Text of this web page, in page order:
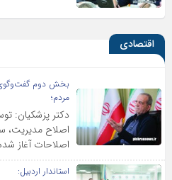
اقتصادی
بخش دوم گفت‌وگوی
مردم؛
دکتر پزشکیان:
اصلاح مدیریت،
اصلاحات آغاز
استاندار اردبیل: